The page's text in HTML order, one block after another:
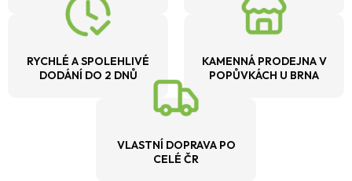
RYCHLÉ A SPOLEHLIVÉ
DODÁNÍ DO 2 DNŮ
KAMENNÁ PRODEJNA V
POPŮVKÁCH U BRNA
VLASTNÍ DOPRAVA PO
CELÉ ČR